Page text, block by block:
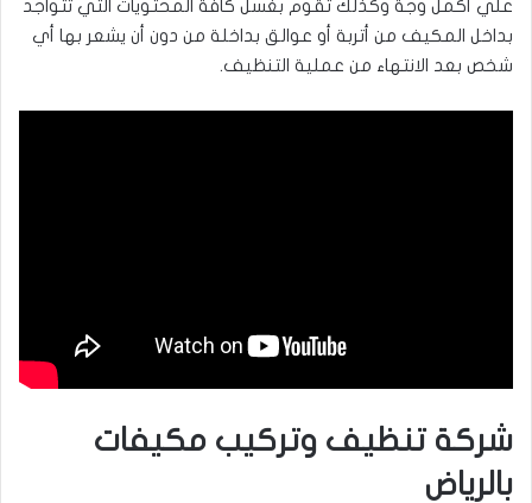
علي أكمل وجة وكذلك تقوم بغسل كافة المحتويات التي تتواجد
بداخل المكيف من أتربة أو عوالق بداخلة من دون أن يشعر بها أي
شخص بعد الانتهاء من عملية التنظيف.
شركة تنظيف وتركيب مكيفات
بالرياض